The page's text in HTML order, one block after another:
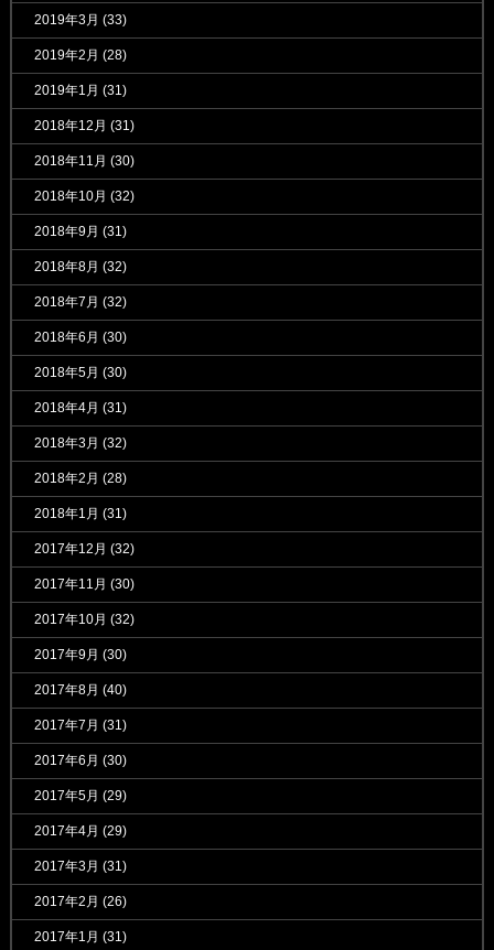
2019年3月 (33)
2019年2月 (28)
2019年1月 (31)
2018年12月 (31)
2018年11月 (30)
2018年10月 (32)
2018年9月 (31)
2018年8月 (32)
2018年7月 (32)
2018年6月 (30)
2018年5月 (30)
2018年4月 (31)
2018年3月 (32)
2018年2月 (28)
2018年1月 (31)
2017年12月 (32)
2017年11月 (30)
2017年10月 (32)
2017年9月 (30)
2017年8月 (40)
2017年7月 (31)
2017年6月 (30)
2017年5月 (29)
2017年4月 (29)
2017年3月 (31)
2017年2月 (26)
2017年1月 (31)